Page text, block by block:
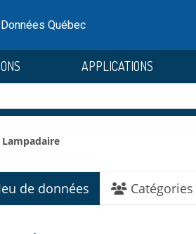
Québec
APPLICATIONS
Lampadaire
de données Catégories